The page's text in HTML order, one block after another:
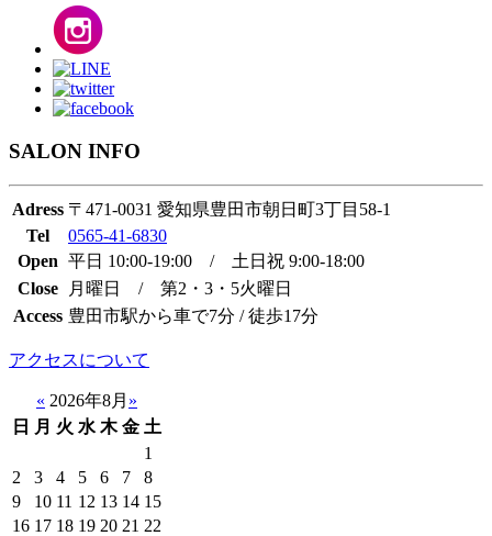
SALON INFO
Adress 〒471-0031 愛知県豊田市朝日町3丁目58-1
Tel
0565-41-6830
Open 平日 10:00-19:00 / 土日祝 9:00-18:00
Close
月曜日 / 第2・3・5火曜日
Access 豊田市駅から車で7分 / 徒歩17分
アクセスについて
« 2026年8月 »
日
月 火 水 木 金 土
1
2
3 4 5 6 7
8
9
10 11 12 13 14 15
16 17 18 19 20 21 22